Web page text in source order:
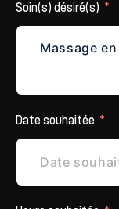
Soin(s) désiré(s)
Date souhaitée